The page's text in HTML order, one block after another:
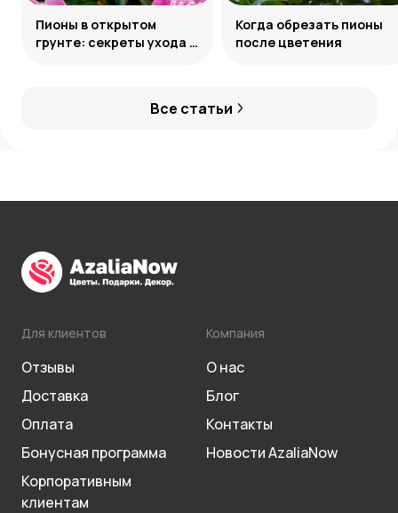
Все статьи
Пионы в открытом
грунте: секреты ухода и
Когда обрезать пионы
после цветения
Для клиентов
Отзывы
Доставка
Оплата
Бонусная программа
Корпоративным
клиентам
Компания
О нас
Блог
Контакты
Новости AzaliaNow